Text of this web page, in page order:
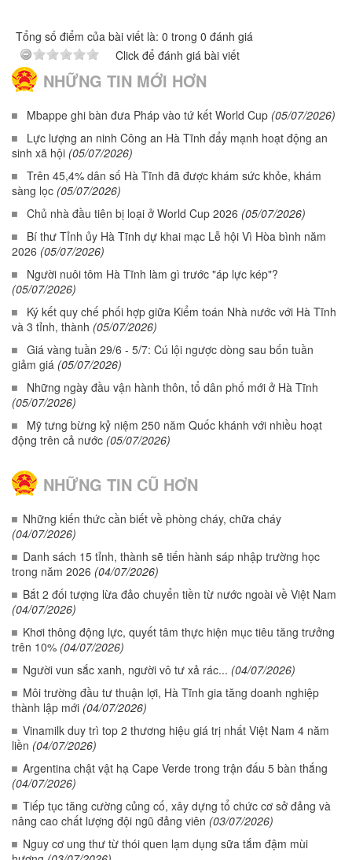
Tổng số điểm của bài viết là: 0 trong 0 đánh giá
Click để đánh giá bài viết
NHỮNG TIN MỚI HƠN
Mbappe ghi bàn đưa Pháp vào tứ kết World Cup (05/07/2026)
Lực lượng an ninh Công an Hà Tĩnh đẩy mạnh hoạt động an
sinh xã hội (05/07/2026)
Trên 45,4% dân số Hà Tĩnh đã được khám sức khỏe, khám
sàng lọc (05/07/2026)
Chủ nhà đầu tiên bị loại ở World Cup 2026 (05/07/2026)
Bí thư Tỉnh ủy Hà Tĩnh dự khai mạc Lễ hội Vì Hòa bình năm
2026 (05/07/2026)
Người nuôi tôm Hà Tĩnh làm gì trước "áp lực kép"?
(05/07/2026)
Ký kết quy chế phối hợp giữa Kiểm toán Nhà nước với Hà Tĩnh
và 3 tỉnh, thành (05/07/2026)
Giá vàng tuần 29/6 - 5/7: Cú lội ngược dòng sau bốn tuần
giảm giá (05/07/2026)
Những ngày đầu vận hành thôn, tổ dân phố mới ở Hà Tĩnh
(05/07/2026)
Mỹ tưng bừng kỷ niệm 250 năm Quốc khánh với nhiều hoạt
động trên cả nước (05/07/2026)
NHỮNG TIN CŨ HƠN
Những kiến thức cần biết về phòng cháy, chữa cháy
(04/07/2026)
Danh sách 15 tỉnh, thành sẽ tiến hành sáp nhập trường học
trong năm 2026 (04/07/2026)
Bắt 2 đối tượng lừa đảo chuyển tiền từ nước ngoài về Việt Nam
(04/07/2026)
Khơi thông động lực, quyết tâm thực hiện mục tiêu tăng trưởng
trên 10% (04/07/2026)
Người vun sắc xanh, người vô tư xả rác... (04/07/2026)
Môi trường đầu tư thuận lợi, Hà Tĩnh gia tăng doanh nghiệp
thành lập mới (04/07/2026)
Vinamilk duy trì top 2 thương hiệu giá trị nhất Việt Nam 4 năm
liền (04/07/2026)
Argentina chật vật hạ Cape Verde trong trận đấu 5 bàn thắng
(04/07/2026)
Tiếp tục tăng cường củng cố, xây dựng tổ chức cơ sở đảng và
nâng cao chất lượng đội ngũ đảng viên (03/07/2026)
Nguy cơ ung thư từ thói quen lạm dụng sữa tắm đậm mùi